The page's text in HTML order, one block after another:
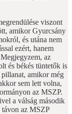
viszont
amikor Gyurcsány
és utána nem
ezért, hanem
az
és békés tüntetők is
amikor még
sem lett volna,
az MSZP.
a válság második
távon az MSZP